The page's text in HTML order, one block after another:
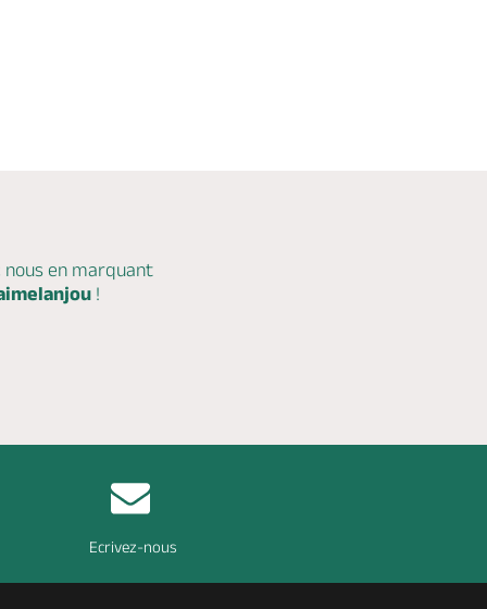
en marquant
!
Ecrivez-nous